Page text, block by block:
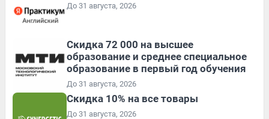
До 31 августа, 2026
Скидка 72 000 на высшее
образование и среднее специальное
образование в первый год обучения
До 31 августа, 2026
Скидка 10% на все товары
До 31 августа, 2026